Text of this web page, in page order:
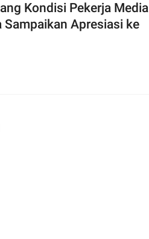
Kondisi Pekerja Media
Sampaikan Apresiasi ke